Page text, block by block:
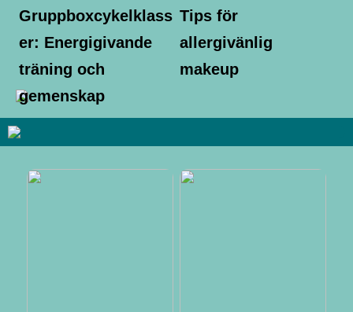
Gruppboxcykelklass
er: Energigivande
träning och
gemenskap
Tips för
allergivänlig
makeup